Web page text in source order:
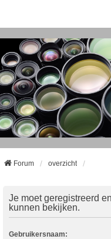
Forum overzicht
Je moet geregistreerd
kunnen bekijken.
Gebruikersnaam: